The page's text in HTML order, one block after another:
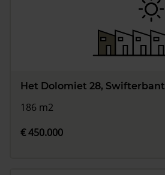
Het Dolomiet 28, Swifterbant
186 m2
€ 450.000